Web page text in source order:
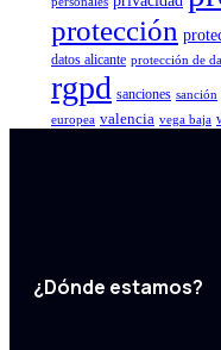
protección
datos alicante protección de
rgpd sanciones sanción
europea valencia vega baja
¿Dónde estamos?